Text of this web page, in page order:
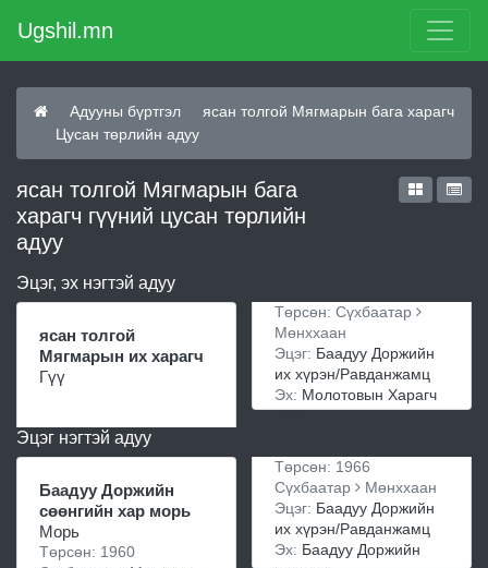
Ugshil.mn
Адууны бүртгэл
ясан толгой Мягмарын бага харагч
Цусан төрлийн адуу
ясан толгой Мягмарын бага
харагч гүүний цусан төрлийн
адуу
Эцэг, эх нэгтэй адуу
ясан толгой
Мягмарын их харагч
Гүү
Төрсөн: Сүхбаатар
Мөнххаан
Эцэг: Баадуу Доржийн
их хүрэн/Равданжамц
Эх: Молотовын Харагч
гүү 1
Эцэг нэгтэй адуу
Баадуу Доржийн
сөөнгийн хар морь
Морь
Төрсөн: 1960
Төрсөн: 1966
Сүхбаатар
Мөнххаан
Эцэг: Баадуу Доржийн
их хүрэн/Равданжамц
Эх: Баадуу Доржийн